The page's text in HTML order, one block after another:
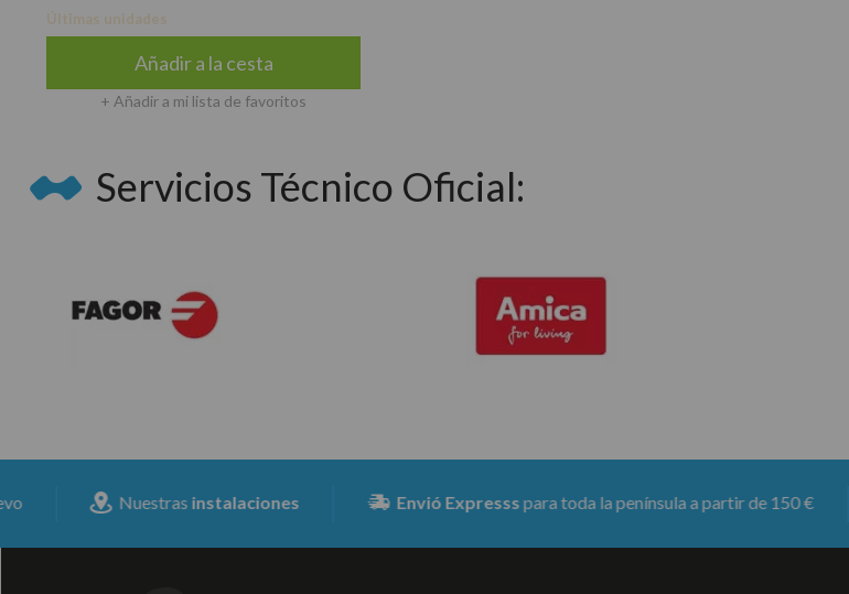
Últimas unidades
Añadir a la cesta
+ Añadir a mi lista de favoritos
Servicios Técnico Oficial:
Nuestrasinstalaciones Envió Expressspara toda la península a partir de 150 €